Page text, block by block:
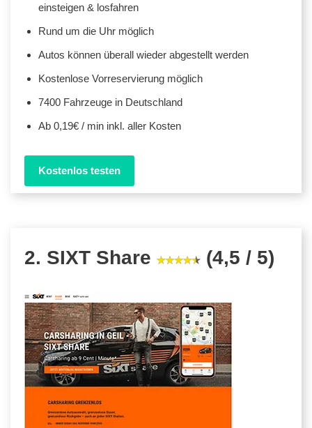
einsteigen & losfahren
Rund um die Uhr möglich
Autos können überall wieder abgestellt werden
Kostenlose Vorreservierung möglich
7400 Fahrzeuge in Deutschland
Ab 0,19€ / min inkl. aller Kosten
Kostenlos testen
2. SIXT Share (4,5 / 5)